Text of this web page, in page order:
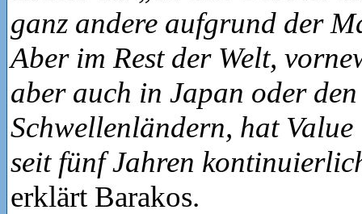
ganz andere aufgrund der
Aber im Rest der Welt,
aber auch in Japan oder den
Schwellenländern, hat
seit fünf Jahren
erklärt Barakos.